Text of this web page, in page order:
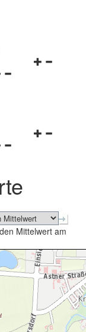
Mittelwert am